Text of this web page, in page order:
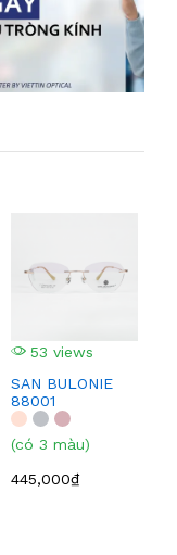
53 views
SAN BULONIE
88001
(có 3 màu)
445,000₫